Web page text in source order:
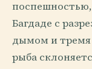
поспешностью,
Багдаде с
дымом и
рыба